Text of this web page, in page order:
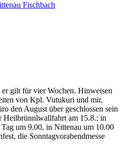
Fischbach
gilt für vier Wochen. Hinweisen
von Kpl. Vutukuri und mir,
den August über geschlossen sein
am 15.8.; in
um 9.00, in Nittenau um 10.00
die Sonntagvorabendmesse